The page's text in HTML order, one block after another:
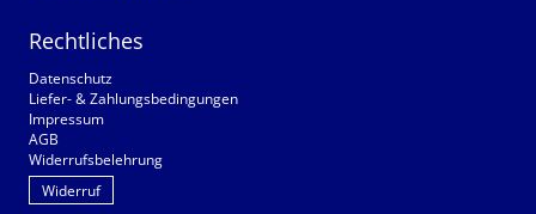
Rechtliches
Datenschutz
Liefer- & Zahlungsbedingungen
Impressum
AGB
Widerrufsbelehrung
Widerruf